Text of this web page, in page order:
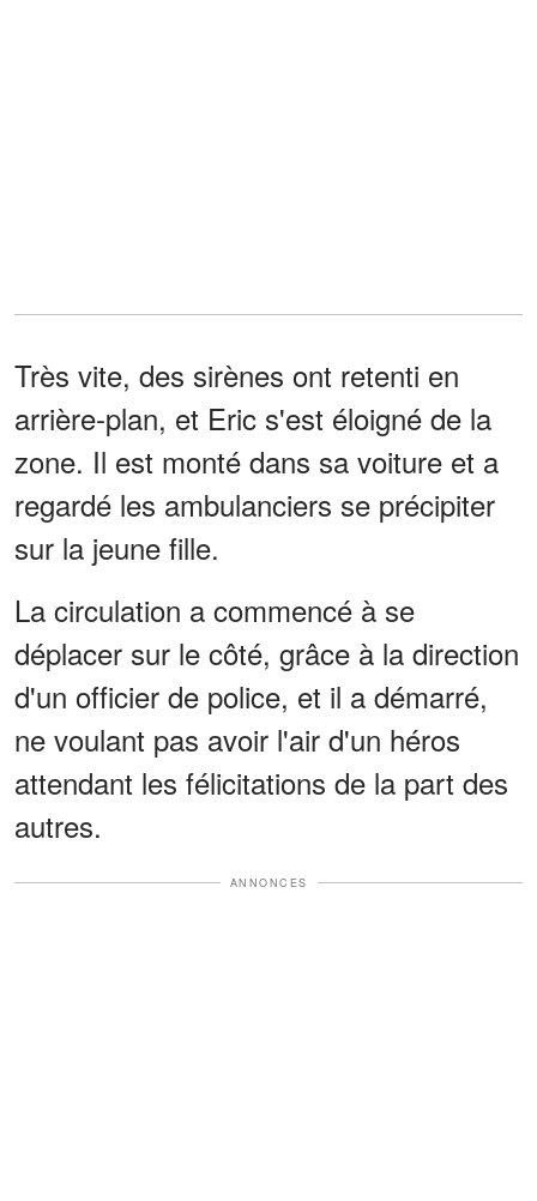
Très vite, des sirènes ont retenti en
arrière-plan, et Eric s'est éloigné de la
zone. Il est monté dans sa voiture et a
regardé les ambulanciers se précipiter
sur la jeune fille.
La circulation a commencé à se
déplacer sur le côté, grâce à la direction
d'un officier de police, et il a démarré,
ne voulant pas avoir l'air d'un héros
attendant les félicitations de la part des
autres.
ANNONCES